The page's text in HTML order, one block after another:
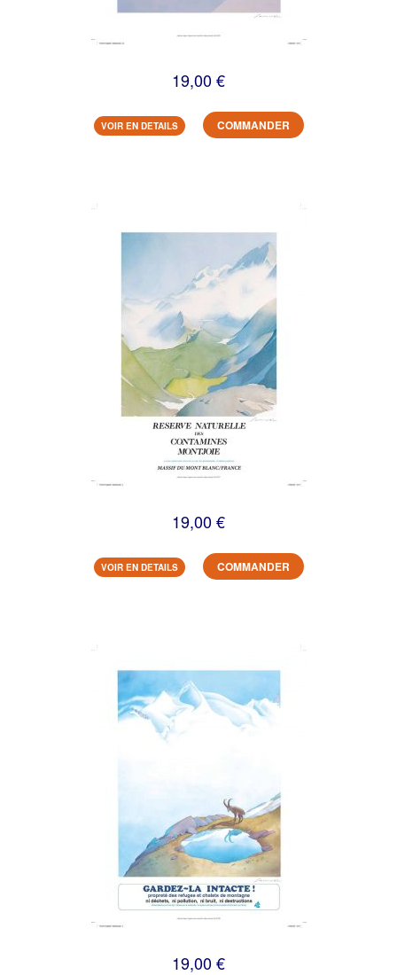
19,00 €
VOIR EN DETAILS COMMANDER
19,00 €
VOIR EN DETAILS COMMANDER
19,00 €